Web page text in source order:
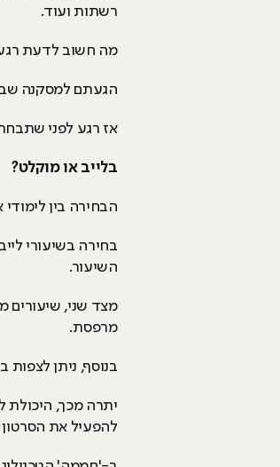
רשתות ועוד.
מה חשוב לדעת
הגעתם למסקנה
אז רגע לפני שתבחר את הקורס – ישנן 4
בלייב או מוקלט?
הבחירה בין
בחירה בשיעורי
השיעור.
מצד שני, שיעורים
מרפסת.
בנוסף, ניתן לצפות
יתרה מכך,
להפעיל את